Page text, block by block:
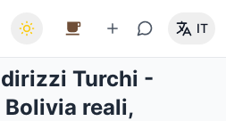
IT
Turchi -
reali,